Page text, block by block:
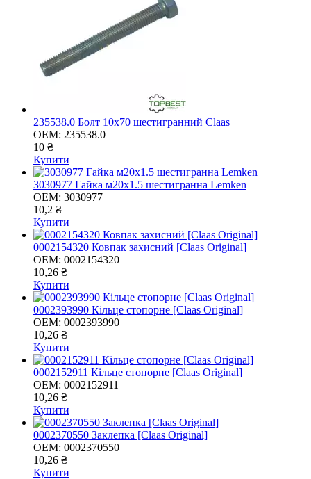
235538.0 Болт 10х70 шестигранний Claas
OEM: 235538.0
10 ₴
Купити
3030977 Гайка м20х1.5 шестигранна Lemken
OEM: 3030977
10,2 ₴
Купити
0002154320 Ковпак захисний [Claas Original]
OEM: 0002154320
10,26 ₴
Купити
0002393990 Кільце стопорне [Claas Original]
OEM: 0002393990
10,26 ₴
Купити
0002152911 Кільце стопорне [Claas Original]
OEM: 0002152911
10,26 ₴
Купити
0002370550 Заклепка [Claas Original]
OEM: 0002370550
10,26 ₴
Купити